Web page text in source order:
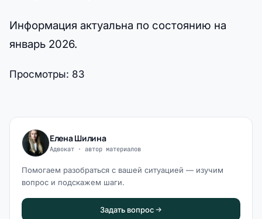
Информация актуальна по состоянию на
январь 2026.
Просмотры: 83
Елена Шилина
Адвокат · автор материалов
Помогаем разобраться с вашей ситуацией — изучим
вопрос и подскажем шаги.
Задать вопрос